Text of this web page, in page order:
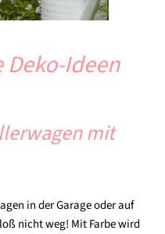
Deko-Ideen
mit
in der Garage oder auf
nicht weg! Mit Farbe wird